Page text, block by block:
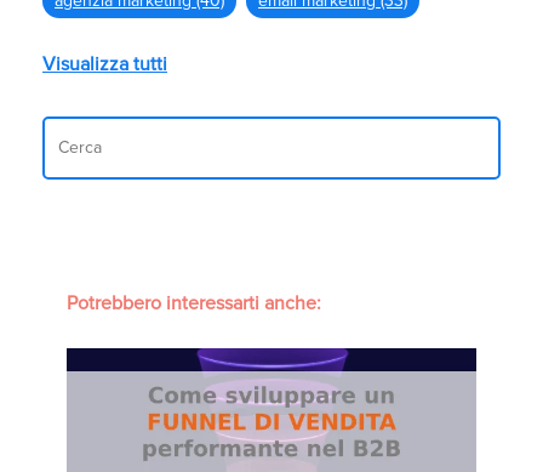
Visualizza tutti
Potrebbero interessarti anche: